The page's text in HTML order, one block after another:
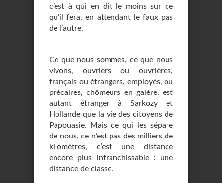
c’est à qui en dit le moins sur ce
qu’il fera, en attendant le faux pas
de l’autre.
Ce que nous sommes, ce que nous
vivons, ouvriers ou ouvrières,
français ou étrangers, employés, ou
précaires, chômeurs en galère, est
autant étranger à Sarkozy et
Hollande que la vie des citoyens de
Papouasie. Mais ce qui les sépare
de nous, ce n’est pas des milliers de
kilomètres, c’est une distance
encore plus infranchissable : une
distance de classe.